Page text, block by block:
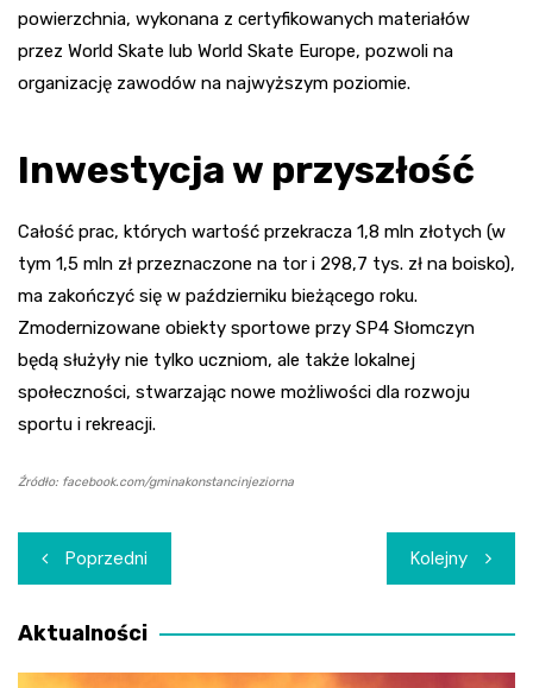
powierzchnia, wykonana z certyfikowanych materiałów
przez World Skate lub World Skate Europe, pozwoli na
organizację zawodów na najwyższym poziomie.
Inwestycja w przyszłość
Całość prac, których wartość przekracza 1,8 mln złotych (w
tym 1,5 mln zł przeznaczone na tor i 298,7 tys. zł na boisko),
ma zakończyć się w październiku bieżącego roku.
Zmodernizowane obiekty sportowe przy SP4 Słomczyn
będą służyły nie tylko uczniom, ale także lokalnej
społeczności, stwarzając nowe możliwości dla rozwoju
sportu i rekreacji.
Źródło: facebook.com/gminakonstancinjeziorna
Nawigacja
wpisu
Poprzedni Kolejny
Aktualności